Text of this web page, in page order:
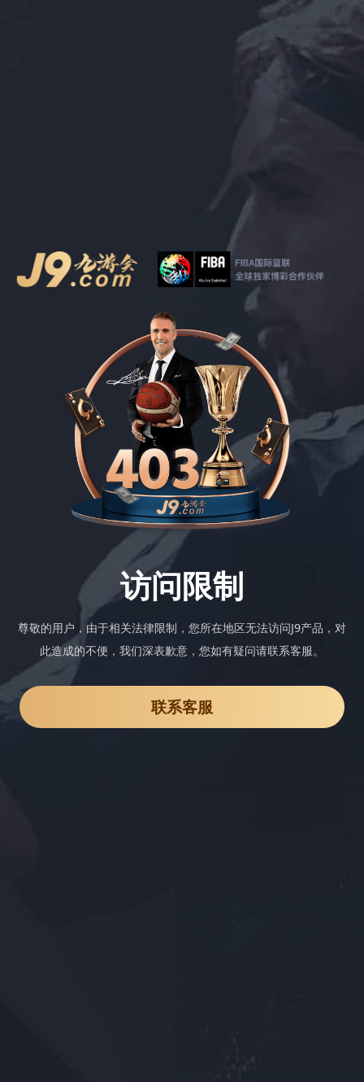
访问限制
尊敬的用户，由于相关法律限制，您所在地区无法访问J9产品，对
此造成的不便，我们深表歉意，您如有疑问请联系客服。
联系客服